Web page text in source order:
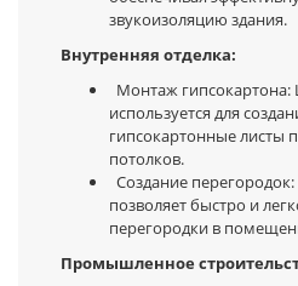
звукоизоляцию здания.
Внутренняя отделка:
Монтаж
используется для
гипсокартонные листы
потолков.
Создание
позволяет быстро и
перегородки в
Промышленное